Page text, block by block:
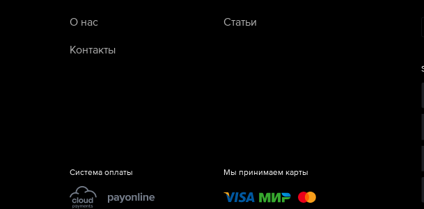
О нас
Контакты
Система оплаты
Статьи
Мы принимаем карты